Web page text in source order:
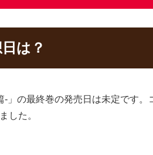
は？
の最終巻の発売日は未定です。
した。